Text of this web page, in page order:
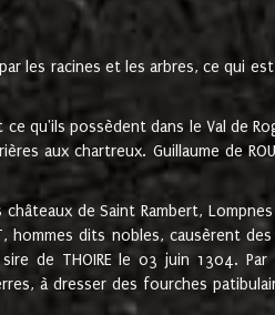
les racines et les arbres, ce qui
ce qu'ils possèdent dans le Val de
aux chartreux. Guillaume de
de Saint Rambert,
hommes dits nobles, causèrent
de THOIRE le 03 juin 1304.
à dresser des fourches